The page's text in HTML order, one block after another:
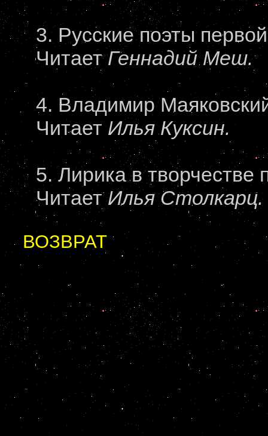
3. Русские поэты
ЧитаетГеннадий Меш.
4. Владимир
Читает Илья Куксин.
5. Лирика в
ЧитаетИлья Столкарц.
ВОЗВРАТ